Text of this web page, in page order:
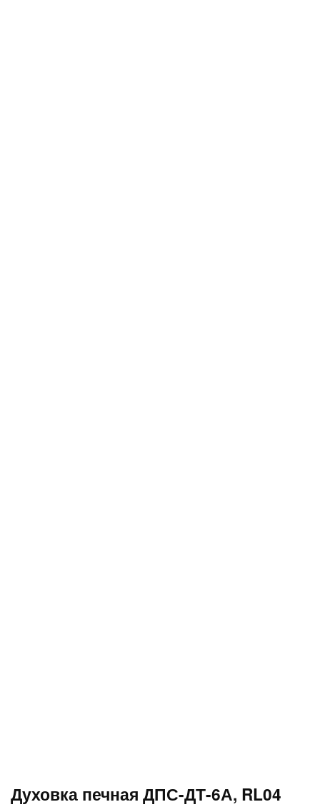
Духовка печная ДПС-ДТ-6А, RL04